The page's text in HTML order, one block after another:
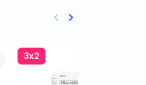
3x2
Anterior
keyboard_arrow_left Siguiente
keyboard_arrow_right